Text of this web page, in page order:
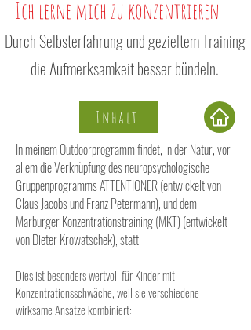
Ich lerne mich zu konzentrieren
Durch Selbsterfahrung und gezieltem Training
die Aufmerksamkeit besser bündeln.
Inhalt
In meinem Outdoorprogramm findet, in der Natur, vor
allem die Verknüpfung des neuropsychologische
Gruppenprogramms ATTENTIONER (entwickelt von
Claus Jacobs und Franz Petermann), und dem
Marburger Konzentrationstraining (MKT) (entwickelt
von Dieter Krowatschek), statt.
Dies ist besonders wertvoll für Kinder mit
Konzentrationsschwäche, weil sie verschiedene
wirksame Ansätze kombiniert: